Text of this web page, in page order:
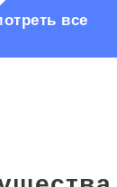
все